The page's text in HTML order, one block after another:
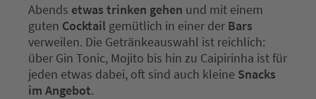
Abends etwas trinken gehen und mit einem
guten Cocktail gemütlich in einer der Bars
verweilen. Die Getränkeauswahl ist reichlich:
über Gin Tonic, Mojito bis hin zu Caipirinha ist für
jeden etwas dabei, oft sind auch kleine Snacks
im Angebot.